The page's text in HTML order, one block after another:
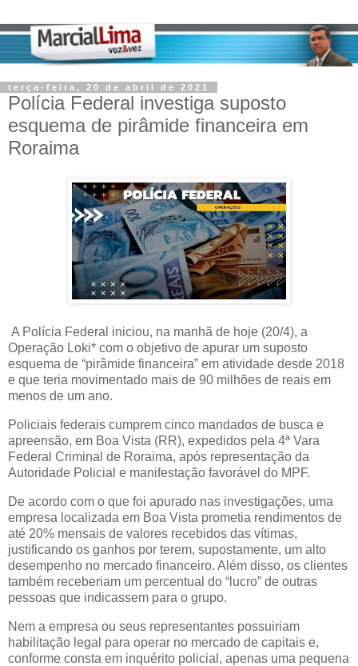
terça-feira, 20 de abril de 2021
Polícia Federal investiga suposto
esquema de pirâmide financeira em
Roraima
A Polícia Federal iniciou, na manhã de hoje (20/4), a
Operação Loki* com o objetivo de apurar um suposto
esquema de “pirâmide financeira” em atividade desde 2018
e que teria movimentado mais de 90 milhões de reais em
menos de um ano.
Policiais federais cumprem cinco mandados de busca e
apreensão, em Boa Vista (RR), expedidos pela 4ª Vara
Federal Criminal de Roraima, após representação da
Autoridade Policial e manifestação favorável do MPF.
De acordo com o que foi apurado nas investigações, uma
empresa localizada em Boa Vista prometia rendimentos de
até 20% mensais de valores recebidos das vítimas,
justificando os ganhos por terem, supostamente, um alto
desempenho no mercado financeiro. Além disso, os clientes
também receberiam um percentual do “lucro” de outras
pessoas que indicassem para o grupo.
Nem a empresa ou seus representantes possuiriam
habilitação legal para operar no mercado de capitais e,
conforme consta em inquérito policial, apenas uma pequena